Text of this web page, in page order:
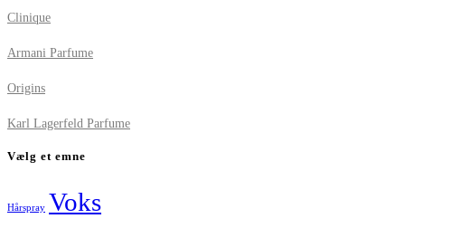
Clinique
Armani Parfume
Origins
Karl Lagerfeld Parfume
Vælg et emne
Hårspray Voks